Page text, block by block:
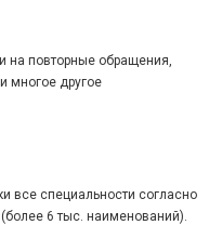
на повторные обращения,
многое другое
все специальности согласно
6 тыс. наименований).